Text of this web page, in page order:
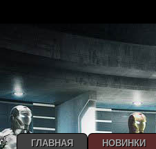
ГЛАВНАЯ НОВИНКИ